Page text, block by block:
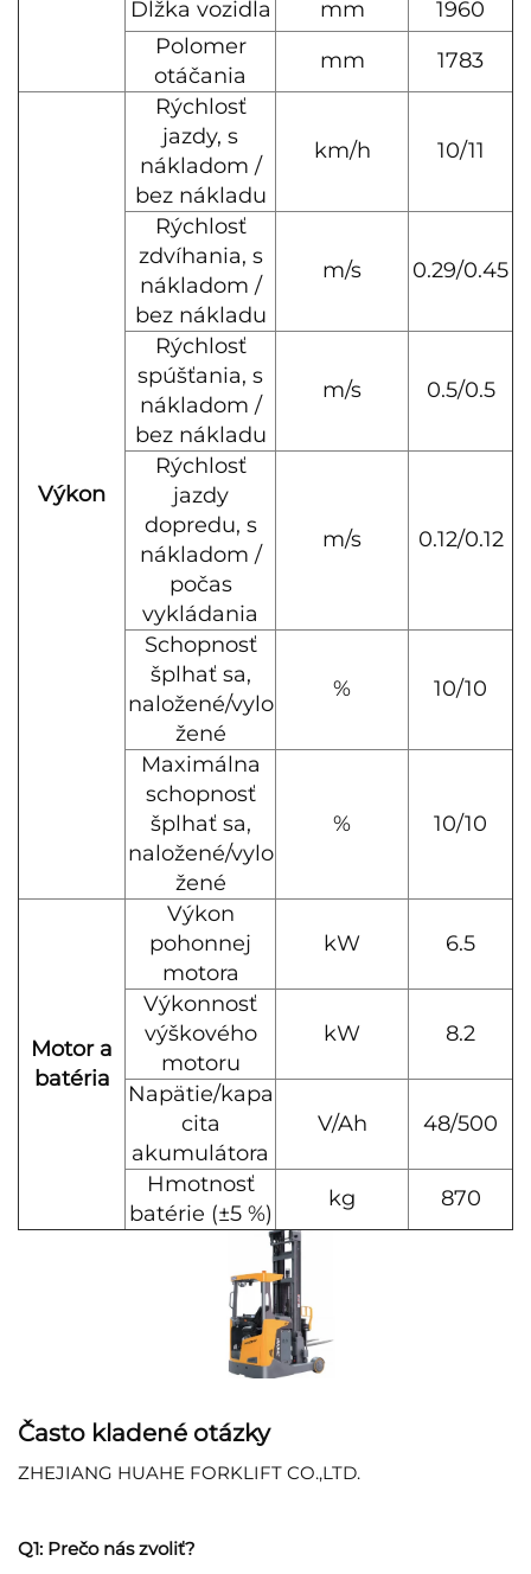
Dĺžka vozidla mm
1960
Polomer
otáčania
mm 1783
Výkon
Rýchlosť
jazdy, s
nákladom /
bez nákladu
km/h 10/11
Rýchlosť
zdvíhania, s
nákladom /
bez nákladu
m/s 0.29/0.45
Rýchlosť
spúšťania, s
nákladom /
bez nákladu
m/s 0.5/0.5
Rýchlosť
jazdy
dopredu, s
nákladom /
počas
vykládania
m/s 0.12/0.12
Schopnosť
šplhať sa,
naložené/vylo
žené
% 10/10
Maximálna
schopnosť
šplhať sa,
naložené/vylo
žené
% 10/10
Motor a
batéria
Výkon
pohonnej
motora
kW 6.5
Výkonnosť
výškového
motoru
kW 8.2
Napätie/kapa
cita
akumulátora
V∕Ah 48/500
Hmotnosť
batérie (±5 %)
kg 870
Často kladené otázky
ZHEJIANG HUAHE FORKLIFT CO.,LTD.
Q1: Prečo nás zvoliť?